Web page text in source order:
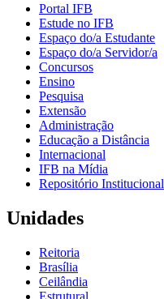
Portal IFB
Estude no IFB
Espaço do/a Estudante
Espaço do/a Servidor/a
Concursos
Ensino
Pesquisa
Extensão
Administração
Educação a Distância
Internacional
IFB na Mídia
Repositório Institucional
Unidades
Reitoria
Brasília
Ceilândia
Estrutural